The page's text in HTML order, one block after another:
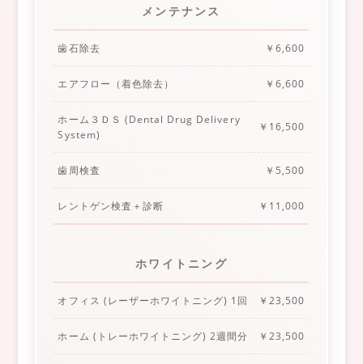
メンテナンス
歯石除去 ￥6,600
エアフロー（着色除去） ￥6,600
ホーム３ＤＳ (Dental Drug Delivery
System)
￥16,500
歯周検査 ￥5,500
レントゲン検査＋診断 ￥11,000
ホワイトニング
オフィス (レーザーホワイトニング) 1回 ￥23,500
ホーム (トレーホワイトニング) 2週間分 ￥23,500